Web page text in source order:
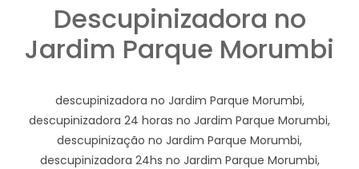
Descupinizadora no
Jardim Parque Morumbi
descupinizadora no Jardim Parque Morumbi,
descupinizadora 24 horas no Jardim Parque Morumbi,
descupinização no Jardim Parque Morumbi,
descupinizadora 24hs no Jardim Parque Morumbi,